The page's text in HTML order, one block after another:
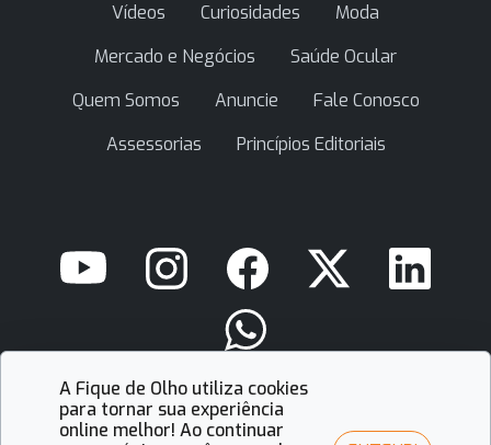
Vídeos Curiosidades
Moda
Mercado e Negócios
Saúde Ocular
Quem Somos
Anuncie
Fale Conosco
Assessorias
Princípios Editoriais
contato@fiquedeolho.com.br
A Fique de Olho utiliza cookies
para tornar sua experiência
online melhor! Ao continuar